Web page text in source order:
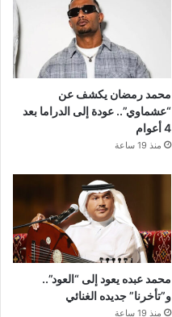
محمد رمضان يكشف عن
“عشماوي”.. عودة إلى الدراما بعد
4 أعوام
منذ 19 ساعة
محمد عبده يعود إلى “العود”..
و”تأخرنا” جديده الغنائي
منذ 19 ساعة